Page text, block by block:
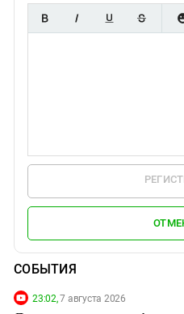
СОБЫТИЯ
23:02,7 августа 2026